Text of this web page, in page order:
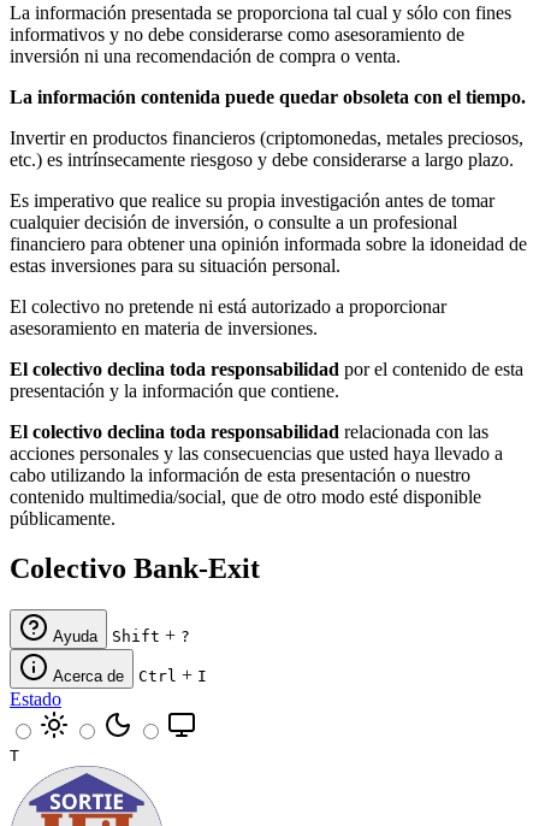
La información presentada se proporciona tal cual y sólo con fines
informativos y no debe considerarse como asesoramiento de
inversión ni una recomendación de compra o venta.
La información contenida puede quedar obsoleta con el tiempo.
Invertir en productos financieros (criptomonedas, metales preciosos,
etc.) es intrínsecamente riesgoso y debe considerarse a largo plazo.
Es imperativo que realice su propia investigación antes de tomar
cualquier decisión de inversión, o consulte a un profesional
financiero para obtener una opinión informada sobre la idoneidad de
estas inversiones para su situación personal.
El colectivo no pretende ni está autorizado a proporcionar
asesoramiento en materia de inversiones.
El colectivo declina toda responsabilidad por el contenido de esta
presentación y la información que contiene.
El colectivo declina toda responsabilidad relacionada con las
acciones personales y las consecuencias que usted haya llevado a
cabo utilizando la información de esta presentación o nuestro
contenido multimedia/social, que de otro modo esté disponible
públicamente.
Colectivo Bank-Exit
Ayuda Shift + ?
Acerca de Ctrl + I
Estado
T